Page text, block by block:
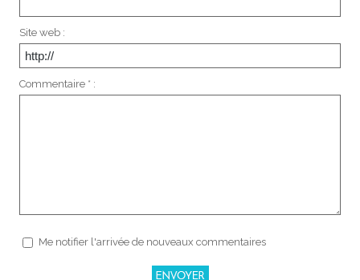
Site web :
Commentaire * :
Me notifier l'arrivée de nouveaux commentaires